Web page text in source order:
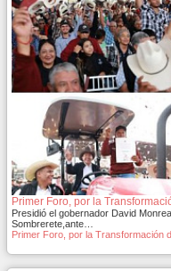
Primer Foro, por la
Presidió el gobernador David
Sombrerete,ante…
Primer Foro, por la Transformación